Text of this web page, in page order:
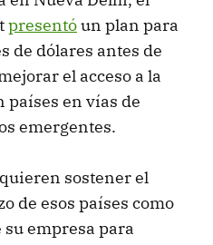
presentóun plan para
de dólares antes de
el acceso a la
países en vías de
emergentes.
sostener el
de esos países como
empresa para